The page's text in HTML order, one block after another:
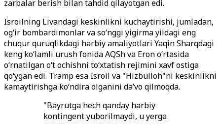
zarbalar berish bilan tahdid qilayotgan edi.
Isroilning Livandagi keskinlikni kuchaytirishi, jumladan,
og‘ir bombardimonlar va so‘nggi yigirma yildagi eng
chuqur quruqlikdagi harbiy amaliyotlari Yaqin Sharqdagi
keng ko‘lamli urush fonida AQSh va Eron o‘rtasida
o‘rnatilgan o‘t ochishni to‘xtatish rejimini xavf ostiga
qo‘ygan edi. Tramp esa Isroil va "Hizbulloh"ni keskinlikni
kamaytirishga ko‘ndira olganini da’vo qilmoqda.
"Bayrutga hech qanday harbiy
kontingent yuborilmaydi, u yerga